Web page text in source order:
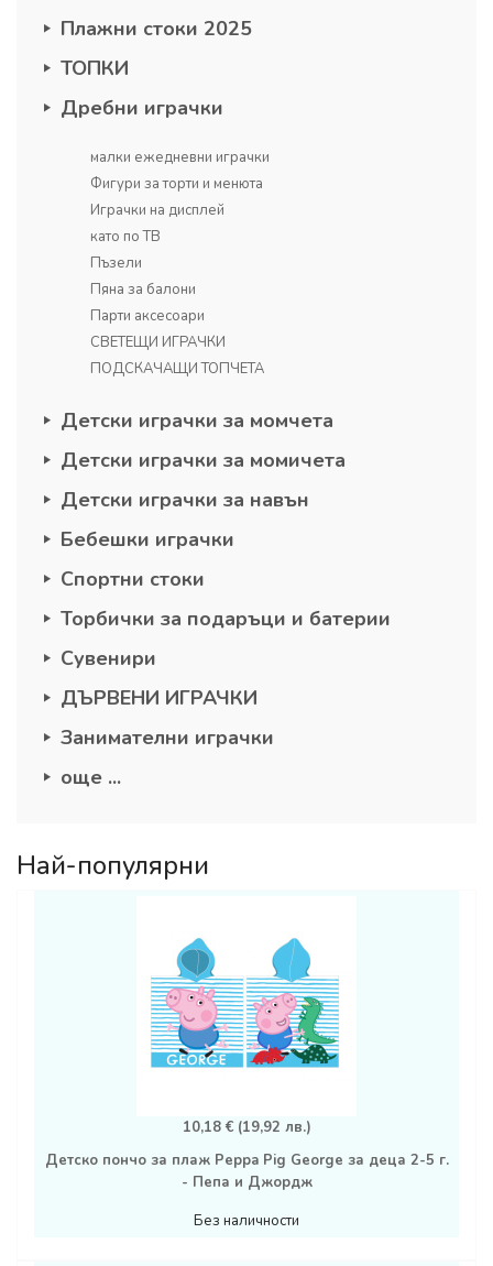
Плажни стоки 2025
ТОПКИ
Дребни играчки
малки ежедневни играчки
Фигури за торти и менюта
Играчки на дисплей
като по ТВ
Пъзели
Пяна за балони
Парти аксесоари
СВЕТЕЩИ ИГРАЧКИ
ПОДСКАЧАЩИ ТОПЧЕТА
Детски играчки за момчета
Детски играчки за момичета
Детски играчки за навън
Бебешки играчки
Спортни стоки
Торбички за подаръци и батерии
Сувенири
ДЪРВЕНИ ИГРАЧКИ
Занимателни играчки
още ...
Най-популярни
10,18 € (19,92 лв.)
Детско пончо за плаж Peppa Pig George за деца 2-5 г.
- Пепа и Джордж
Без наличности